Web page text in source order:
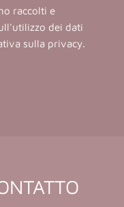
raccolti e
dei dati
sulla privacy.